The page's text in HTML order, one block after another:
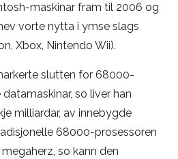
maskinar fram til 2006 og
vorte nytta i ymse slags
Xbox, Nintendo Wii).
slutten for 68000-
so liver han
milliardar, av innebygde
68000-prosessoren
so kann den